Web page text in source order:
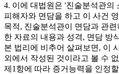
4. 이에 대법원은 '진술분석관의
피해자와 면담을 하고 이 사건
목적, 진술분석관이 면담과 관
한 자료의 내용과 성격, 면담 방
본 법리에 비추어 살펴보면, 이
외에서 작성된 것이라고 볼 수
제1항에 따라 증거능력을 인정